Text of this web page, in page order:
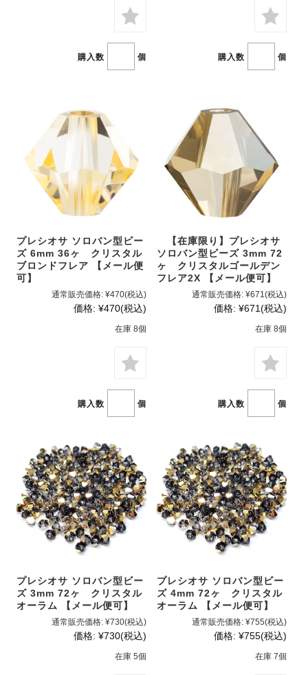
購入数 個 購入数 個
プレシオサ ソロバン型ビー
ズ 6mm 36ヶ クリスタル
ブロンドフレア 【メール便
可】
通常販売価格: ¥470(税込)
価格: ¥470(税込)
在庫 8個
購入数 個
【在庫限り】プレシオサ
ソロバン型ビーズ 3mm 72
ヶ クリスタルゴールデン
フレア2X 【メール便可】
通常販売価格: ¥671(税込)
価格: ¥671(税込)
在庫 8個
購入数 個
プレシオサ ソロバン型ビー
ズ 3mm 72ヶ クリスタル
オーラム 【メール便可】
通常販売価格: ¥730(税込)
価格: ¥730(税込)
在庫 5個
プレシオサ ソロバン型ビー
ズ 4mm 72ヶ クリスタル
オーラム 【メール便可】
通常販売価格: ¥755(税込)
価格: ¥755(税込)
在庫 7個